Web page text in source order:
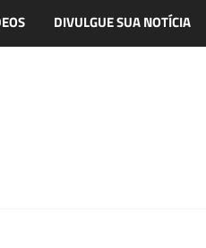
DIVULGUE SUA NOTÍCIA